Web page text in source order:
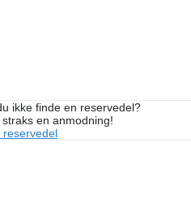
ikke finde en reservedel?
straks en anmodning!
reservedel